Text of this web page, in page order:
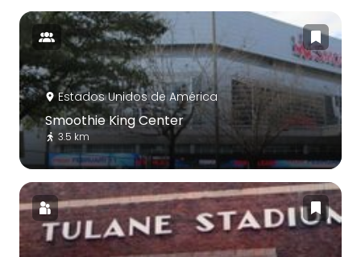
Estados Unidos de América
Smoothie King Center
3.5 km